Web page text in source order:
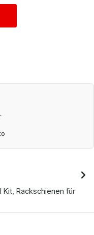
Kit, Rackschienen für